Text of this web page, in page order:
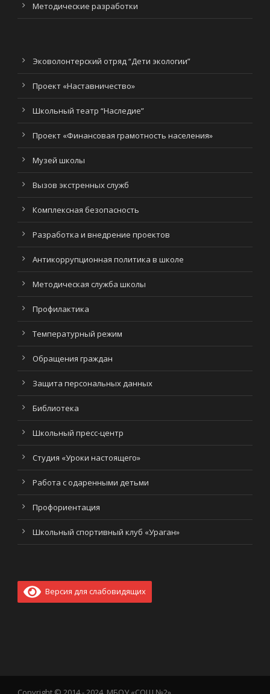
Методические разработки
Эковолонтерский отряд “Дети экологии”
Проект «Наставничество»
Школьный театр “Наследие”
Проект «Финансовая грамотность населения»
Музей школы
Вызов экстренных служб
Комплексная безопасность
Разработка и внедрение проектов
Антикоррупционная политика в школе
Методическая служба школы
Профилактика
Температурный режим
Обращения граждан
Защита персональных данных
Библиотека
Школьный пресс-центр
Студия «Уроки настоящего»
Работа с одаренными детьми
Профориентация
Школьный спортивный клуб «Ураган»
Версия для слабовидящих